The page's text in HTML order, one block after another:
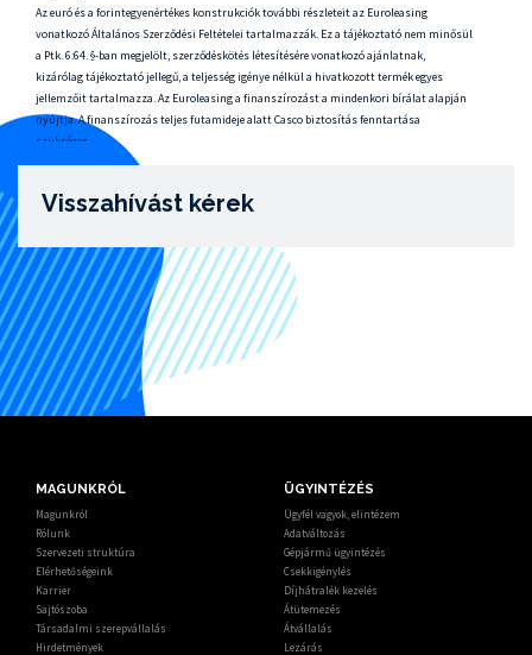
Az euró és a forintegyenértékes konstrukciók további részleteit az Euroleasing
vonatkozó Általános Szerződési Feltételei tartalmazzák. Ez a tájékoztató nem minősül
a Ptk. 6:64. §-ban megjelölt, szerződéskötés létesítésére vonatkozó ajánlatnak,
kizárólag tájékoztató jellegű, a teljesség igénye nélkül a hivatkozott termék egyes
jellemzőit tartalmazza. Az Euroleasing a finanszírozást a mindenkori bírálat alapján
nyújtja. A finanszírozás teljes futamideje alatt Casco biztosítás fenntartása
szükséges.
Visszahívást kérek
MAGUNKRÓL
Magunkról
Rólunk
Szervezeti struktúra
Elérhetőségeink
Karrier
Sajtószoba
Társadalmi szerepvállalás
Hirdetmények
ÜGYINTÉZÉS
Ügyfél vagyok, elintézem
Adatváltozás
Gépjármű ügyintézés
Csekkigénylés
Díjhátralék kezelés
Átütemezés
Átvállalás
Lezárás